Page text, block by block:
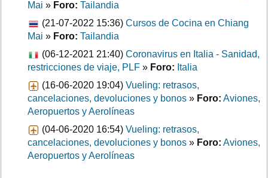
Mai » Foro: Tailandia
(21-07-2022 15:36) Cursos de Cocina en Chiang
Mai » Foro: Tailandia
(06-12-2021 21:40) Coronavirus en Italia - Sanidad,
restricciones de viaje, PLF » Foro: Italia
(16-06-2020 19:04) Vueling: retrasos,
cancelaciones, devoluciones y bonos » Foro: Aviones,
Aeropuertos y Aerolíneas
(04-06-2020 16:54) Vueling: retrasos,
cancelaciones, devoluciones y bonos » Foro: Aviones,
Aeropuertos y Aerolíneas